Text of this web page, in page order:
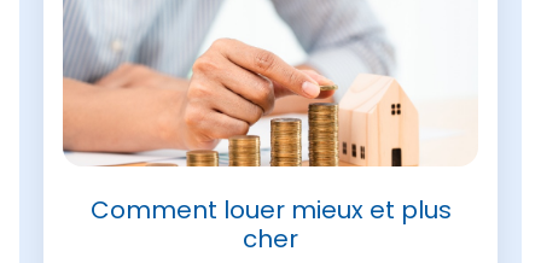
Comment louer mieux et plus
cher